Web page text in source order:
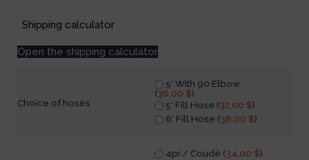
Shipping calculator
Open the shipping calculator
Choice of hoses
5′ With 90 Elbow
(38,00 $)
5′ Fill Hose (32,00 $)
6′ Fill Hose (38,00 $)
4pi / Coudé (34,00 $)